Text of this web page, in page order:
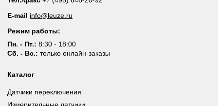
E-mail info@leuze.ru
Режим работы:
Пн. - Пт.: 8:30 - 18:00
Сб. - Вс.: только онлайн-заказы
Каталог
Датчики переключения
Измерительные датчики